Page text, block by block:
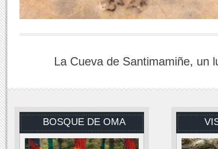
La Cueva de Santimamiñe, un
BOSQUE DE OMA